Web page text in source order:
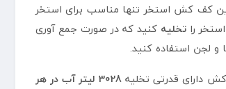
این کف کش استخر تنها مناسب برای استخر
را تخلیه کنید که در صورت جمع آوری
لجن استفاده کنید.
دارای قدرتی تخلیه
3028 لیتر آب در هر